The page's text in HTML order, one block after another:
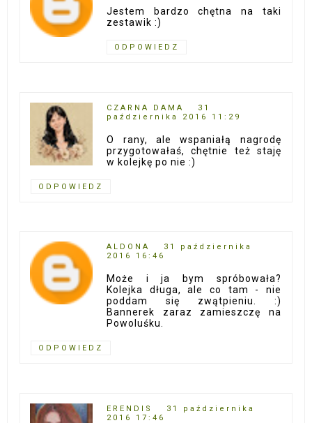
Jestem bardzo chętna na taki
zestawik :)
ODPOWIEDZ
CZARNA DAMA
31
października 2016 11:29
O rany, ale wspaniałą nagrodę
przygotowałaś, chętnie też staję
w kolejkę po nie :)
ODPOWIEDZ
ALDONA
31 października
2016 16:46
Może i ja bym spróbowała?
Kolejka długa, ale co tam - nie
poddam się zwątpieniu. :)
Bannerek zaraz zamieszczę na
Powoluśku.
ODPOWIEDZ
ERENDIS
31 października
2016 17:46